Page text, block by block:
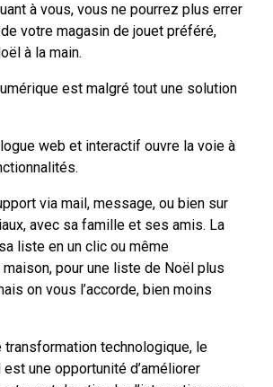
à vous, vous ne pourrez plus errer
votre magasin de jouet préféré,
à la main.
est malgré tout une solution
web et interactif ouvre la voie à
via mail, message, ou bien sur
avec sa famille et ses amis. La
liste en un clic ou même
maison, pour une liste de Noël plus
on vous l’accorde, bien moins
technologique, le
une opportunité d’améliorer